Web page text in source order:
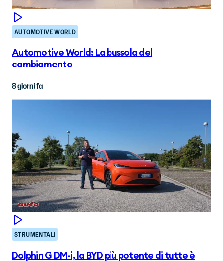
AUTOMOTIVE WORLD
Automotive World: La bussola del
cambiamento
8 giorni fa
STRUMENTALI
Dolphin G DM-i, la BYD più potente di tutte è